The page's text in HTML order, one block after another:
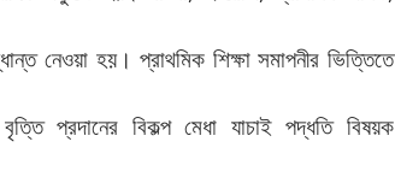
নেওয়া হয়। প্রাথমিক শিক্ষা সমাপনীর ভিত্তিতে
বৃত্তি প্রদানের বিকল্প মেধা যাচাই পদ্ধতি বিষয়ক